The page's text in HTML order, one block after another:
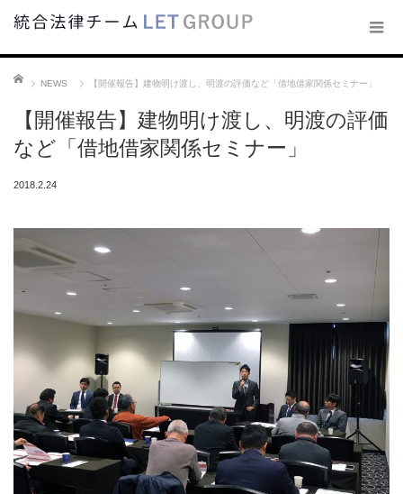
ホーム
NEWS 【開催報告】建物明け渡し、明渡の評価など「借地借家関係セミナー」
【開催報告】建物明け渡し、明渡の評価
など「借地借家関係セミナー」
2018.2.24